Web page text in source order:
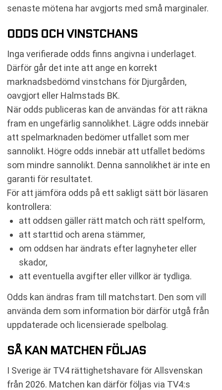
senaste mötena har avgjorts med små marginaler.
ODDS OCH VINSTCHANS
Inga verifierade odds finns angivna i underlaget.
Därför går det inte att ange en korrekt
marknadsbedömd vinstchans för Djurgården,
oavgjort eller Halmstads BK.
När odds publiceras kan de användas för att räkna
fram en ungefärlig sannolikhet. Lägre odds innebär
att spelmarknaden bedömer utfallet som mer
sannolikt. Högre odds innebär att utfallet bedöms
som mindre sannolikt. Denna sannolikhet är inte en
garanti för resultatet.
För att jämföra odds på ett sakligt sätt bör läsaren
kontrollera:
att oddsen gäller rätt match och rätt spelform,
att starttid och arena stämmer,
om oddsen har ändrats efter lagnyheter eller
skador,
att eventuella avgifter eller villkor är tydliga.
Odds kan ändras fram till matchstart. Den som vill
använda dem som information bör därför utgå från
uppdaterade och licensierade spelbolag.
SÅ KAN MATCHEN FÖLJAS
I Sverige är TV4 rättighetshavare för Allsvenskan
från 2026. Matchen kan därför följas via TV4:s